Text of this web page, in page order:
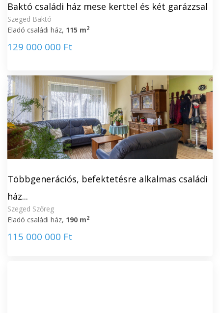
Baktó családi ház mese kerttel és két garázzsal
Szeged Baktó
Eladó családi ház, 115 m2
129 000 000 Ft
Többgenerációs, befektetésre alkalmas családi
ház...
Szeged Szőreg
Eladó családi ház, 190 m2
115 000 000 Ft